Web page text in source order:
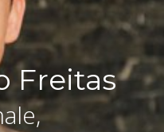
Freitas